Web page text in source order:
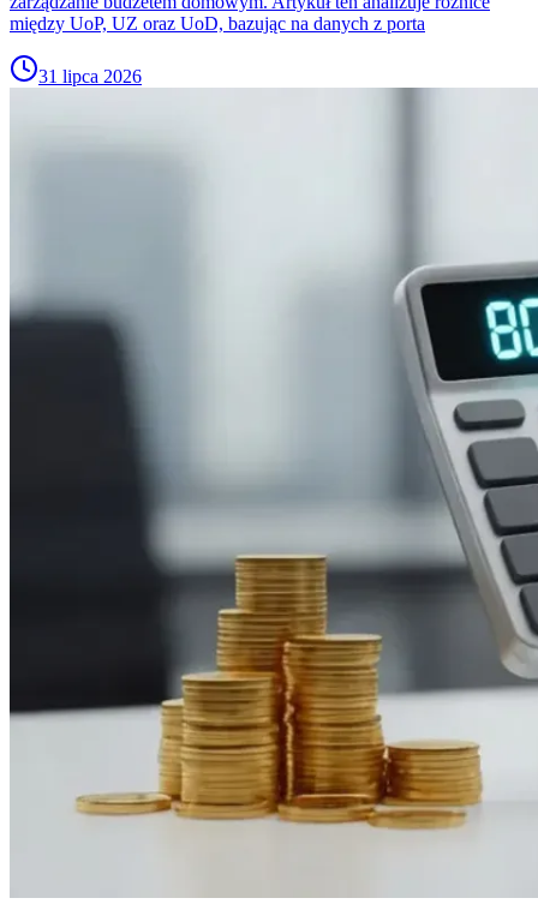
między UoP, UZ oraz UoD, bazując na danych z porta
31 lipca 2026